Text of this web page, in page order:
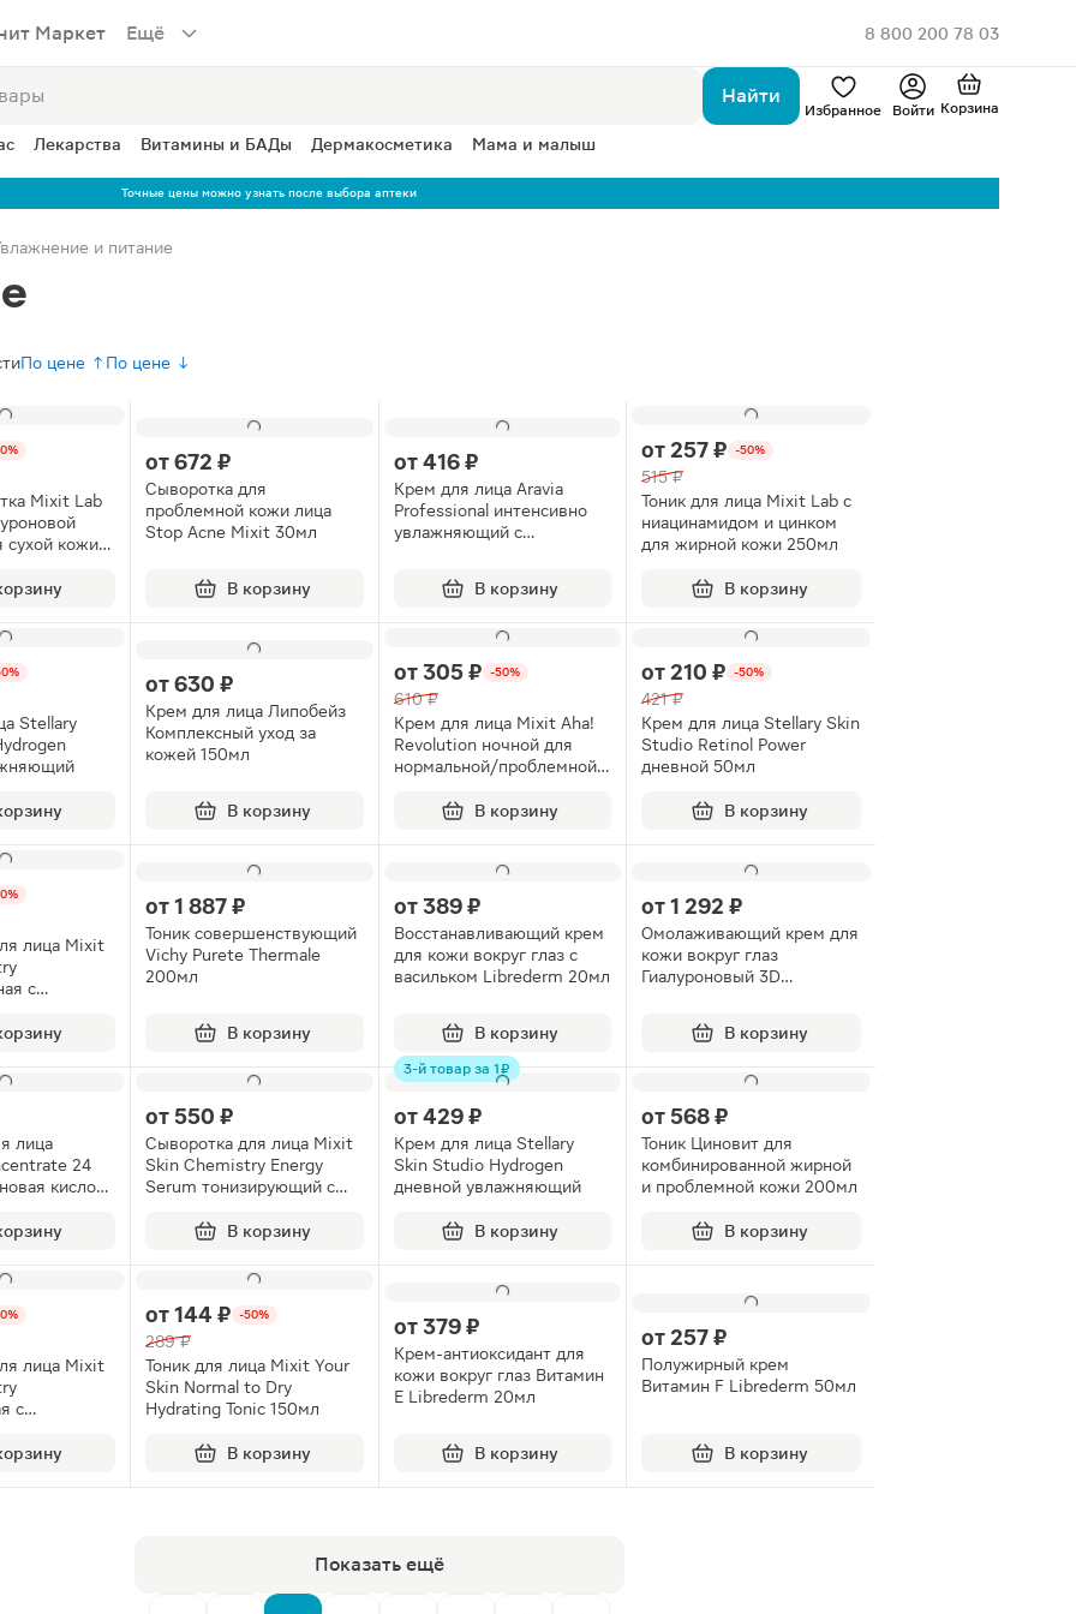
Маркет Ещё 8 800 200 78 03
Найти
Избранное Войти Корзина
Лекарства Витамины и БАДы Дермакосметика Мама и малыш
Точные цены можно узнать после выбора аптеки
и питание
По цене ↑ По цене ↓
Mixit Lab
сухой кожи
от672 ₽
Сыворотка для
проблемной кожи лица
Stop Acne Mixit 30мл
В корзину
от416 ₽
Крем для лица Aravia
Professional интенсивно
увлажняющий с
В корзину
от 257 ₽ -50%
515 ₽
Тоник для лица Mixit Lab с
ниацинамидом и цинком
для жирной кожи 250мл
В корзину
Stellary
от630 ₽
Крем для лица Липобейз
Комплексный уход за
кожей 150мл
В корзину
от305 ₽ -50%
610 ₽
Крем для лица Mixit Aha!
Revolution ночной для
нормальной/проблемной/
В корзину
от 210 ₽ -50%
421 ₽
Крем для лица Stellary Skin
Studio Retinol Power
дневной 50мл
В корзину
лица Mixit
с
от1 887 ₽
Тоник совершенствующий
Vichy Purete Thermale
200мл
В корзину
от389 ₽
Восстанавливающий крем
для кожи вокруг глаз с
васильком Librederm 20мл
В корзину
от1 292 ₽
Омолаживающий крем для
кожи вокруг глаз
Гиалуроновый 3D
В корзину
лица
24
кислота
от550 ₽
Сыворотка для лица Mixit
Skin Chemistry Energy
Serum тонизирующий с
В корзину
3-й товар за 1 ₽
от429 ₽
Крем для лица Stellary
Skin Studio Hydrogen
дневной увлажняющий
В корзину
от568 ₽
Тоник Циновит для
комбинированной жирной
и проблемной кожи 200мл
В корзину
лица Mixit
с
от144 ₽ -50%
289 ₽
Тоник для лица Mixit Your
Skin Normal to Dry
Hydrating Tonic 150мл
В корзину
от379 ₽
Крем-антиоксидант для
кожи вокруг глаз Витамин
E Librederm 20мл
В корзину
от 257 ₽
Полужирный крем
Витамин F Librederm 50мл
В корзину
Показать ещё